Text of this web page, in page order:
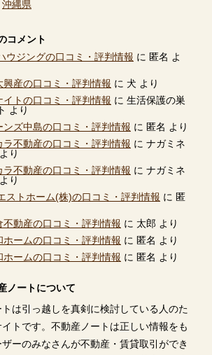
沖縄県
コメント
ウジングの口コミ・評判情報 に 匿名 よ
興産の口コミ・評判情報 に 犬 より
イトの口コミ・評判情報 に 生活保護の巣
より
ンズ中島の口コミ・評判情報 に 匿名 より
ラ不動産の口コミ・評判情報 に ナガミネ
り
ラ不動産の口コミ・評判情報 に ナガミネ
り
ストホーム(株)の口コミ・評判情報 に 匿
不動産の口コミ・評判情報 に 太郎 より
ホームの口コミ・評判情報 に 匿名 より
ホームの口コミ・評判情報 に 匿名 より
ノートについて
は引っ越しを真剣に検討している人のた
トです。不動産ノートは正しい情報をも
ーのみなさんが不動産・賃貸取引ができ